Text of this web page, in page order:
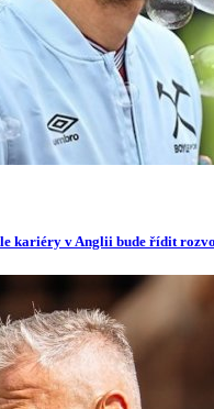
kariéry v Anglii bude řídit